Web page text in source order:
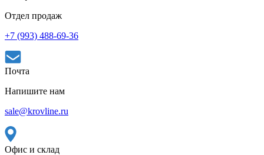
Отдел продаж
+7 (993) 488-69-36
Почта
Напишите нам
sale@krovline.ru
Офис и склад